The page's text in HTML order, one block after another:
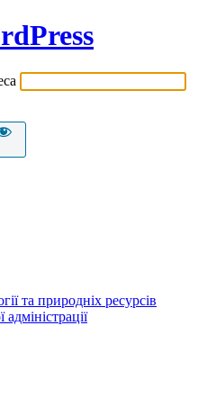
та природніх ресурсів